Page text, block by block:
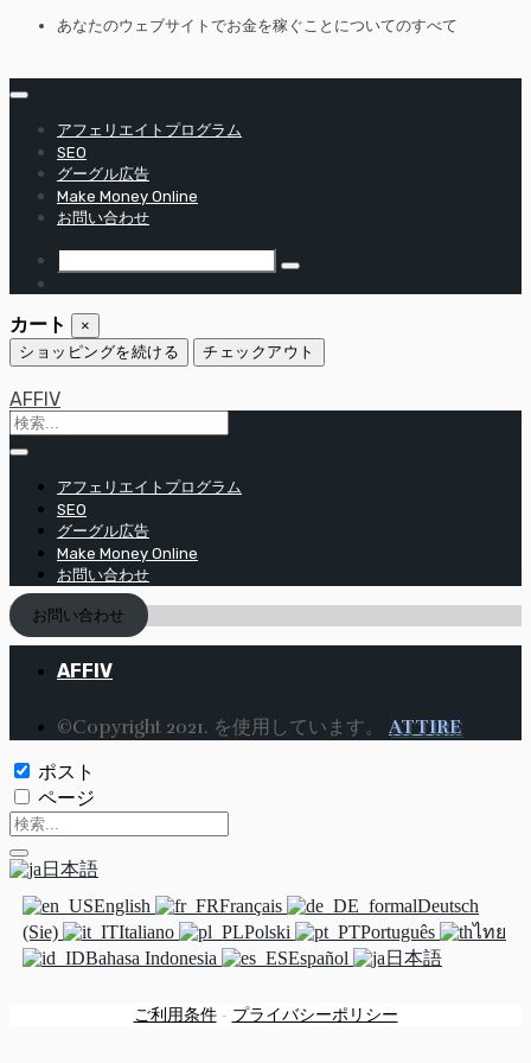
テ
ン
あなたのウェブサイトでお金を稼ぐことについてのすべて
アフェリエイトプログラム
SEO
グーグル広告
Make Money Online
お問い合わせ
カート ×
ショッピングを続ける チェックアウト
AFFIV
アフェリエイトプログラム
SEO
グーグル広告
Make Money Online
お問い合わせ
お問い合わせ
AFFIV
©Copyright 2021. を使用しています。 ATTIRE
ポスト
ページ
日本語
English
Français
Deutsch
(Sie)
Italiano Polski Português
ไทย
Bahasa Indonesia
Español 日本語
ご利用条件- プライバシーポリシー